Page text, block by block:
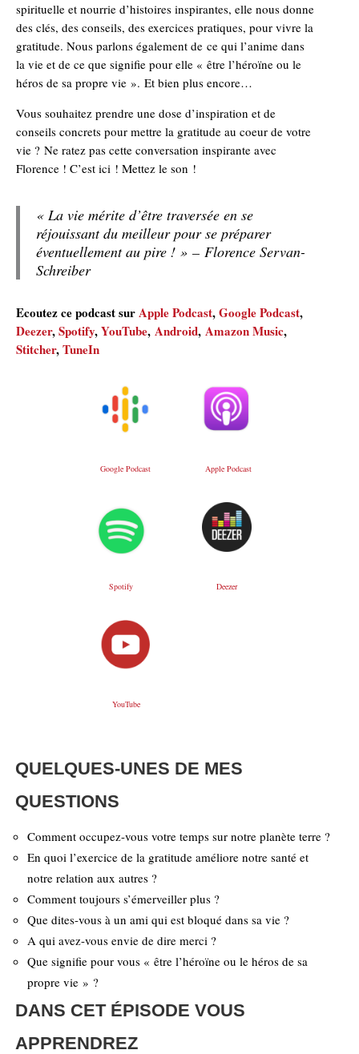
spirituelle et nourrie d’histoires inspirantes, elle nous donne
des clés, des conseils, des exercices pratiques, pour vivre la
gratitude. Nous parlons également de ce qui l’anime dans
la vie et de ce que signifie pour elle « être l’héroïne ou le
héros de sa propre vie ». Et bien plus encore…
Vous souhaitez prendre une dose d’inspiration et de
conseils concrets pour mettre la gratitude au coeur de votre
vie ? Ne ratez pas cette conversation inspirante avec
Florence ! C’est ici ! Mettez le son !
« La vie mérite d’être traversée en se
réjouissant du meilleur pour se préparer
éventuellement au pire ! » – Florence Servan-
Schreiber
Ecoutez ce podcast surApple Podcast,Google Podcast,
Deezer,Spotify,YouTube,Android,Amazon Music,
Stitcher,TuneIn
Google Podcast Apple Podcast
Spotify Deezer
YouTube
QUELQUES-UNES DE MES
QUESTIONS
Comment occupez-vous votre temps sur notre planète terre ?
En quoi l’exercice de la gratitude améliore notre santé et
notre relation aux autres ?
Comment toujours s’émerveiller plus ?
Que dites-vous à un ami qui est bloqué dans sa vie ?
A qui avez-vous envie de dire merci ?
Que signifie pour vous « être l’héroïne ou le héros de sa
propre vie » ?
DANS CET ÉPISODE VOUS
APPRENDREZ